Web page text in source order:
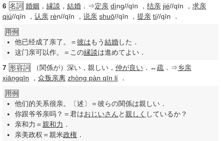
6 名詞 婚姻 ， 縁談 ， 結婚 ．⇒定亲 dìng//qīn ， 结亲 jié//qīn ， 求亲
qiú//qīn ， 认亲 rèn//qīn ， 说亲 shuō//qīn ， 提亲 tí//qīn ．
用例
他已经成了亲了。＝彼はもう結婚した．
这门亲可以作。＝この縁談は進めてよい．
7 形容詞 （関係が）深い，親しい， 仲が良い ．↔疏 ．⇒乡亲
xiāngqīn ， 众叛亲离 zhòng pàn qīn lí ．
用例
他们的关系很亲。〔述〕＝彼らの関係は親しい．
你跟爷爷亲吗？＝君はおじいさんと親しく しているか？
亲和力＝親和力 ．
亲美政权＝親米政権 ．